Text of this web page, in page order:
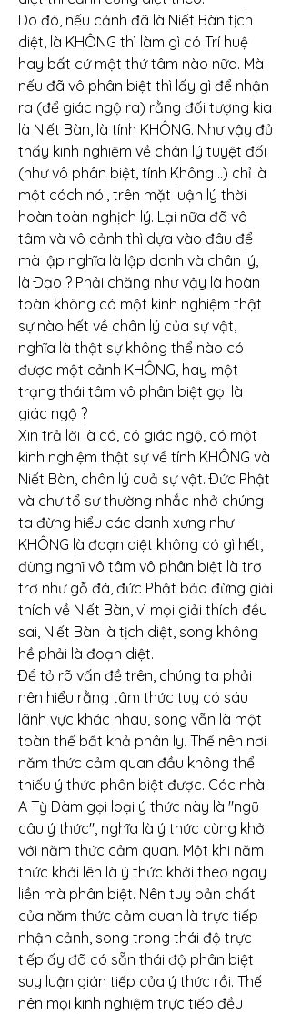
Do đó, nếu cảnh đã là Niết Bàn tịch
diệt, là KHÔNG thì làm gì có Trí huệ
hay bất cứ một thứ tâm nào nữa. Mà
nếu đã vô phân biệt thì lấy gì để nhận
ra (để giác ngộ ra) rằng đối tượng kia
là Niết Bàn, là tính KHÔNG. Như vậy đủ
thấy kinh nghiệm về chân lý tuyệt đối
(như vô phân biệt, tính Không ..) chỉ là
một cách nói, trên mặt luận lý thời
hoàn toàn nghịch lý. Lại nữa đã vô
tâm và vô cảnh thì dựa vào đâu để
mà lập nghĩa là lập danh và chân lý,
là Ðạo ? Phải chăng như vậy là hoàn
toàn không có một kinh nghiệm thật
sự nào hết về chân lý của sự vật,
nghĩa là thật sự không thể nào có
được một cảnh KHÔNG, hay một
trạng thái tâm vô phân biệt gọi là
giác ngộ ?
Xin trả lời là có, có giác ngộ, có một
kinh nghiệm thật sự về tính KHÔNG và
Niết Bàn, chân lý cuả sự vật. Ðức Phật
và chư tổ sư thường nhắc nhở chúng
ta đừng hiểu các danh xưng như
KHÔNG là đoạn diệt không có gì hết,
đừng nghĩ vô tâm vô phân biệt là trơ
trơ như gỗ đá, đức Phật bảo đừng giải
thích về Niết Bàn, vì mọi giải thích đều
sai, Niết Bàn là tịch diệt, song không
hề phải là đoạn diệt.
Ðể tỏ rõ vấn đề trên, chúng ta phải
nên hiểu rằng tâm thức tuy có sáu
lãnh vực khác nhau, song vẫn là một
toàn thể bất khả phân ly. Thế nên nơi
năm thức cảm quan đầu không thể
thiếu ý thức phân biệt được. Các nhà
A Tỳ Ðàm gọi loại ý thức này là "ngũ
câu ý thức", nghĩa là ý thức cùng khởi
với năm thức cảm quan. Một khi năm
thức khởi lên là ý thức khởi theo ngay
liền mà phân biệt. Nên tuy bản chất
của năm thức cảm quan là trực tiếp
nhận cảnh, song trong thái độ trực
tiếp ấy đã có sẵn thái độ phân biệt
suy luận gián tiếp của ý thức rồi. Thế
nên mọi kinh nghiệm trực tiếp đều